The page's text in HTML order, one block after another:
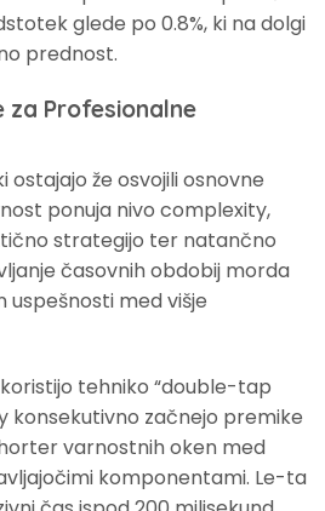
glede po 0.8%, ki na dolgi
prednost.
za Profesionalne
ostajajo že osvojili osnovne
ponuja nivo complexity,
strategijo ter natančno
časovnih obdobij morda
uspešnosti med višje
tehniko “double-tap
konsekutivno začnejo premike
varnostnih oken med
komponentami. Le-ta